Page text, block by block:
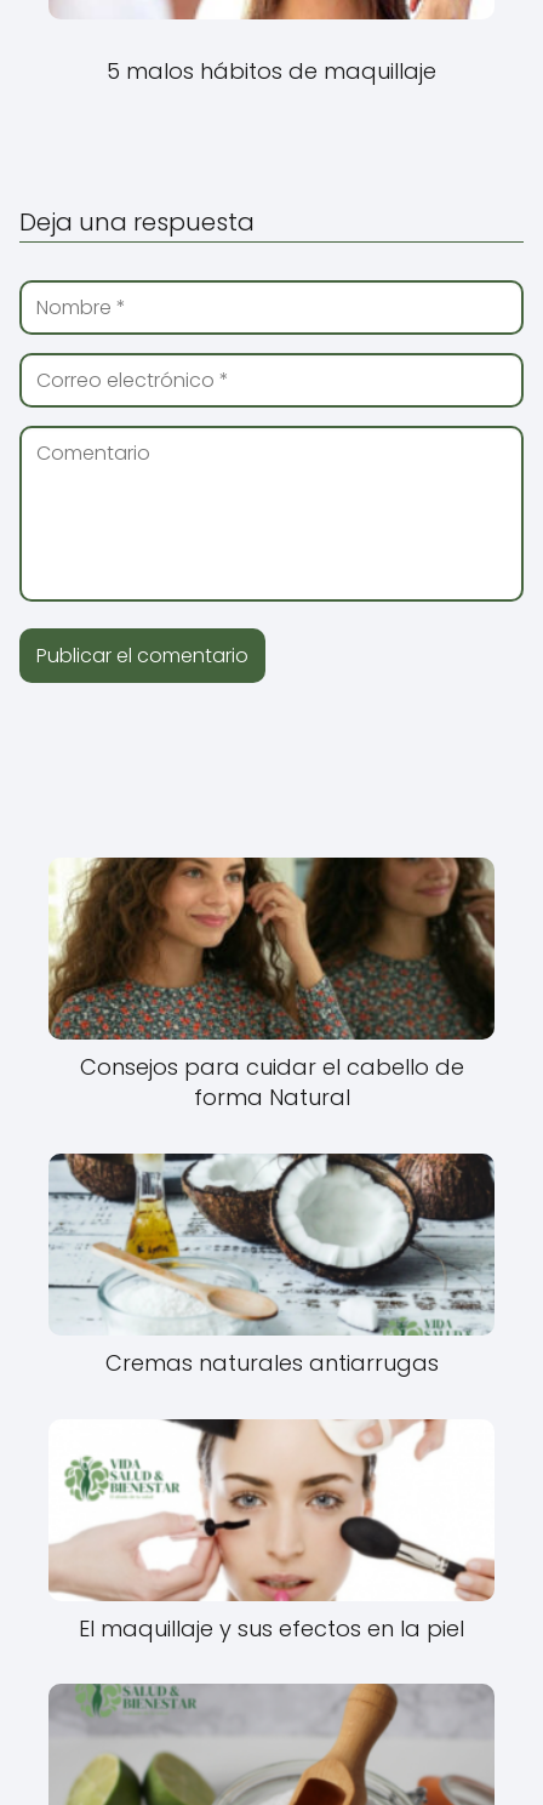
5 malos hábitos de maquillaje
Deja una respuesta
Consejos para cuidar el cabello de
forma Natural
Cremas naturales antiarrugas
El maquillaje y sus efectos en la piel